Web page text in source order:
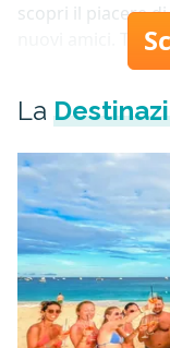
scopri il piacere
nuovi amici. Tra
La